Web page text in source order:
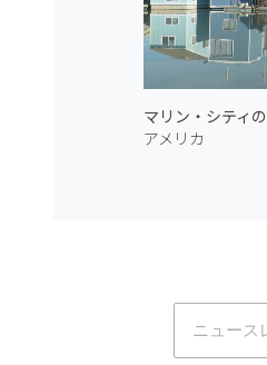
マリン・シティ
アメリカ